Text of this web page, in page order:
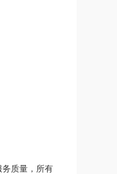
质量，所有